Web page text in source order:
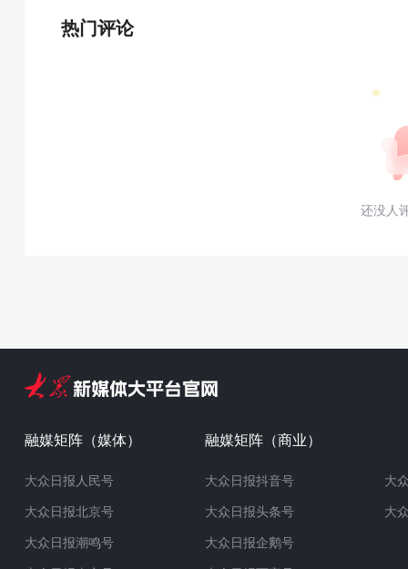
热门评论
还没人
融媒矩阵（媒体）
大众日报人民号
大众日报北京号
大众日报潮鸣号
融媒矩阵（商业）
大众日报抖音号
大众日报头条号
大众日报企鹅号
大
大